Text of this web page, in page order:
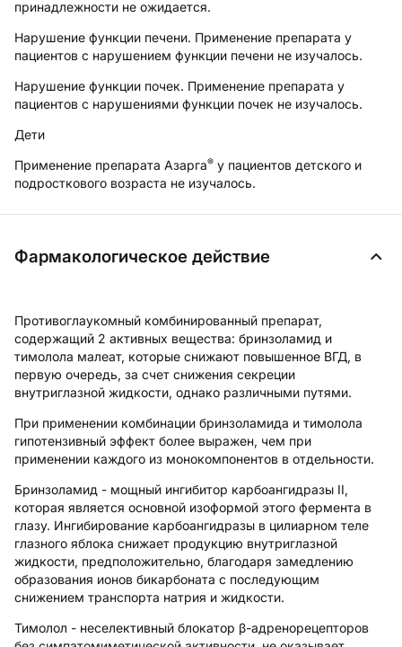
принадлежности не ожидается.
Нарушение функции печени. Применение препарата у
пациентов с нарушением функции печени не изучалось.
Нарушение функции почек. Применение препарата у
пациентов с нарушениями функции почек не изучалось.
Дети
Применение препарата Азарга® у пациентов детского и
подросткового возраста не изучалось.
Фармакологическое действие
Противоглаукомный комбинированный препарат,
содержащий 2 активных вещества: бринзоламид и
тимолола малеат, которые снижают повышенное ВГД, в
первую очередь, за счет снижения секреции
внутриглазной жидкости, однако различными путями.
При применении комбинации бринзоламида и тимолола
гипотензивный эффект более выражен, чем при
применении каждого из монокомпонентов в отдельности.
Бринзоламид - мощный ингибитор карбоангидразы II,
которая является основной изоформой этого фермента в
глазу. Ингибирование карбоангидразы в цилиарном теле
глазного яблока снижает продукцию внутриглазной
жидкости, предположительно, благодаря замедлению
образования ионов бикарбоната с последующим
снижением транспорта натрия и жидкости.
Тимолол - неселективный блокатор β-адренорецепторов